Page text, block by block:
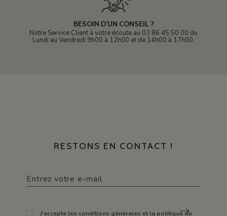
BESOIN D'UN CONSEIL ?
Notre Service Client à votre écoute au 03 86 45 50 00 du
Lundi au Vendredi 9h00 à 12h00 et de 14h00 à 17h00.
RESTONS EN CONTACT !
J'accepte les conditions générales et la politique de